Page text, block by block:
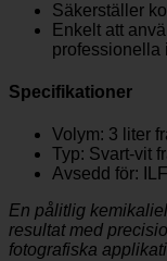
Säkerställer
Enkelt att
professionella
Specifikationer
Volym: 3 liter
Typ: Svart-vit
Avsedd för:
En pålitlig
resultat med
fotografiska